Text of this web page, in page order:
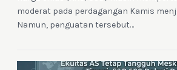
moderat pada perdagangan Kamis
Namun, penguatan tersebut…